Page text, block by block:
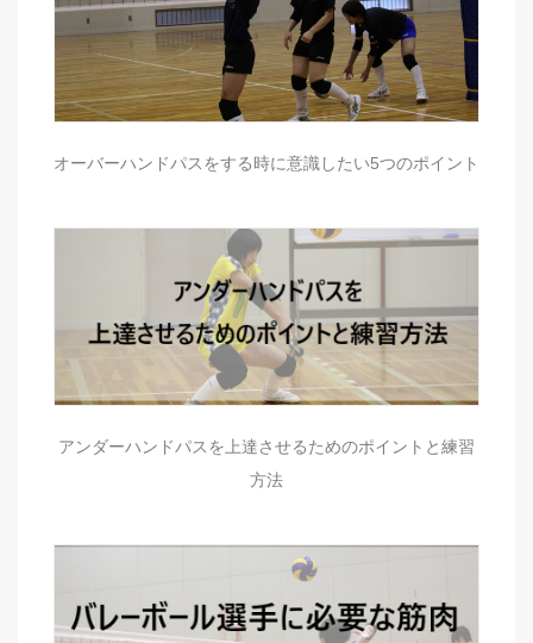
オーバーハンドパスをする時に意識したい5つのポイント
アンダーハンドパスを上達させるためのポイントと練習
方法